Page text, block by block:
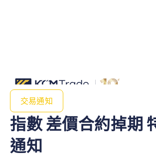
交易通知
指數 差價合約掉期
通知